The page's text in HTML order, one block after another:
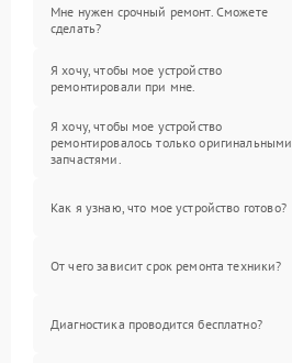
Мне нужен срочный ремонт. Сможете
сделать?
Я хочу, чтобы мое устройство
ремонтировали при мне.
Я хочу, чтобы мое устройство
ремонтировалось только оригинальными
запчастями.
Как я узнаю, что мое устройство готово?
От чего зависит срок ремонта техники?
Диагностика проводится бесплатно?